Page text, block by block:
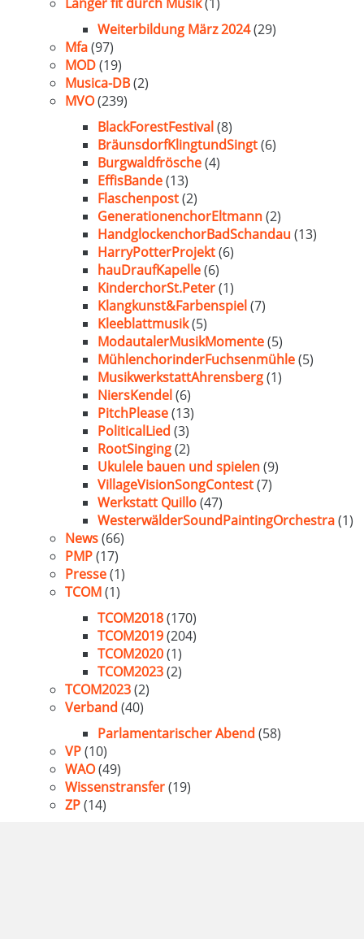
Weiterbildung März 2024(29)
Mfa(97)
MOD(19)
Musica-DB(2)
MVO(239)
BlackForestFestival(8)
BräunsdorfKlingtundSingt(6)
Burgwaldfrösche(4)
EffisBande(13)
Flaschenpost(2)
GenerationenchorEltmann(2)
HandglockenchorBadSchandau(13)
HarryPotterProjekt(6)
hauDraufKapelle(6)
KinderchorSt.Peter(1)
Klangkunst&Farbenspiel(7)
Kleeblattmusik(5)
ModautalerMusikMomente(5)
MühlenchorinderFuchsenmühle(5)
MusikwerkstattAhrensberg(1)
NiersKendel(6)
PitchPlease(13)
PoliticalLied (3)
RootSinging(2)
Ukulele bauen und spielen(9)
VillageVisionSongContest(7)
Werkstatt Quillo(47)
WesterwälderSoundPaintingOrchestra(1)
News(66)
PMP(17)
Presse(1)
TCOM(1)
TCOM2018(170)
TCOM2019(204)
TCOM2020(1)
TCOM2023(2)
TCOM2023(2)
Verband (40)
Parlamentarischer Abend (58)
VP(10)
WAO(49)
Wissenstransfer(19)
ZP(14)